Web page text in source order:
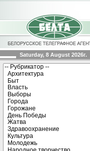
Saturday, 8 August 2026г.